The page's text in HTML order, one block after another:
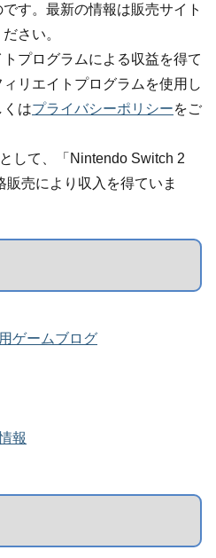
す。最新の情報は販売サイト
さい。
プログラムによる収益を得て
リエイトプログラムを使用し
はプライバシーポリシーをご
して、「Nintendo Switch 2
売により収入を得ていま
ゲームブログ
報